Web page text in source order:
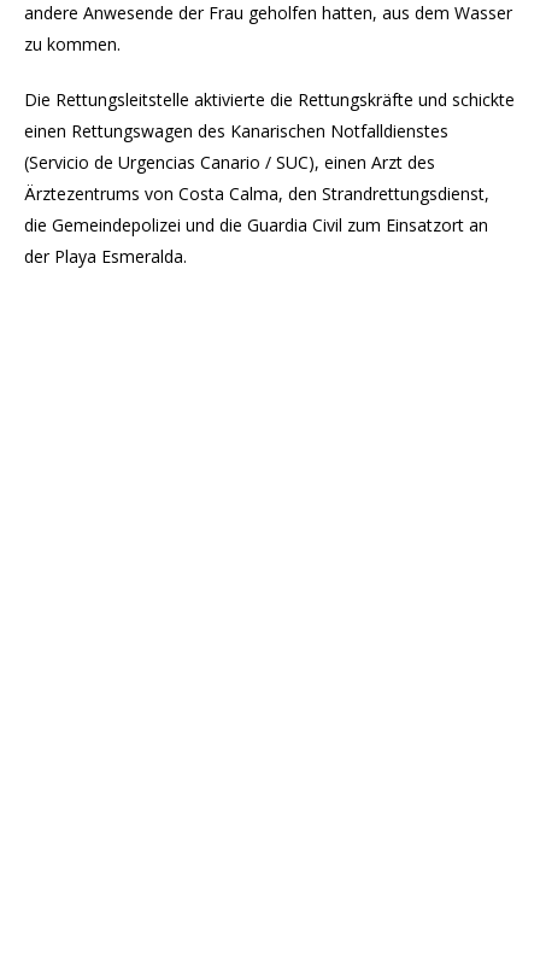
andere Anwesende der Frau geholfen hatten, aus dem Wasser
zu kommen.
Die Rettungsleitstelle aktivierte die Rettungskräfte und schickte
einen Rettungswagen des Kanarischen Notfalldienstes
(Servicio de Urgencias Canario / SUC), einen Arzt des
Ärztezentrums von Costa Calma, den Strandrettungsdienst,
die Gemeindepolizei und die Guardia Civil zum Einsatzort an
der Playa Esmeralda.